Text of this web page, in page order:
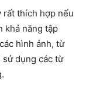
rất thích hợp nếu
khả năng tập
hình ảnh, từ
dụng các từ